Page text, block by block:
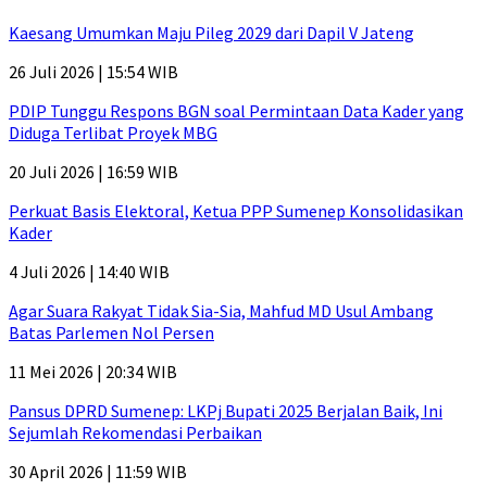
Kaesang Umumkan Maju Pileg 2029 dari Dapil V Jateng
26 Juli 2026 | 15:54 WIB
PDIP Tunggu Respons BGN soal Permintaan Data Kader yang
Diduga Terlibat Proyek MBG
20 Juli 2026 | 16:59 WIB
Perkuat Basis Elektoral, Ketua PPP Sumenep Konsolidasikan
Kader
4 Juli 2026 | 14:40 WIB
Agar Suara Rakyat Tidak Sia-Sia, Mahfud MD Usul Ambang
Batas Parlemen Nol Persen
11 Mei 2026 | 20:34 WIB
Pansus DPRD Sumenep: LKPj Bupati 2025 Berjalan Baik, Ini
Sejumlah Rekomendasi Perbaikan
30 April 2026 | 11:59 WIB